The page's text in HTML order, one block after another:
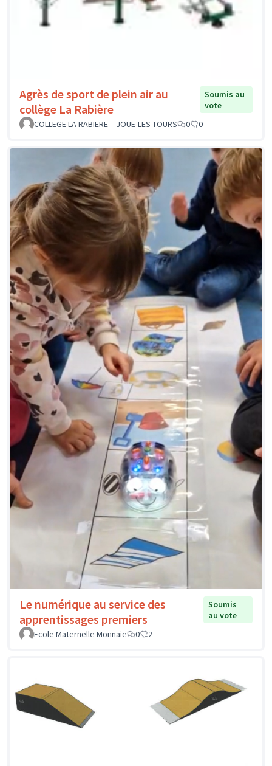
Agrès de sport de plein air au
collège La Rabière
Soumis au
vote
COLLEGE LA RABIERE _ JOUE-LES-TOURS
0 0
Le numérique au service des
apprentissages premiers
Soumis
au vote
Ecole Maternelle Monnaie
0 2